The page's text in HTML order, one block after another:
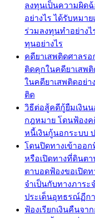
ลงทุนเป็นความผิด
อย่างไร ได้รับหมา
ร่วมลงทุนทำอย่าง
ทุนอย่างไร
คดียาเสพติดศาลร
ติดคุกในคดียาเสพ
ในคดียาเสพติดอย่า
ติด
วิธีต่อสู้คดีกู้ยืมเงิน
กฎหมาย โดนฟ้องค
หนี้เงินกู้นอกระบบ
โดนปิดทางเข้าออก
หรือเปิดทางที่ดินต
ตาบอดฟ้องขอเปิดท
จำเป็นกับทางภาระ
ประเด็นอุทธรณ์ฏีก
ฟ้องเรียกเงินคืนจ